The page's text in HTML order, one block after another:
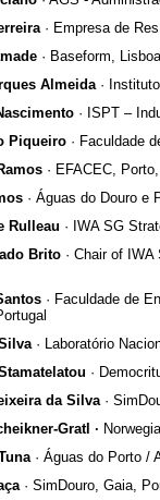
· Empresa de
· Baseform,
Almeida ·
· ISPT –
Piqueiro · Faculdade
· EFACEC,
· Águas do Douro e
Rulleau · IWA SG
Brito · Chair of
· Faculdade de
· Laboratório
·
da Silva ·
Gratl ·
· Águas do Porto /
· SimDouro, Gaia,